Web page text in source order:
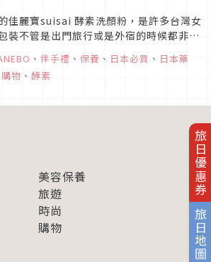
旅日優惠券
旅日地圖
佳麗寶suisai 酵素洗顏粉，是許多台灣女
裝不管是出門旅行或是外宿的時候都非常
了酵素粉之外還有一系列的潔顏保養產品
系列相關產品吧！下次掃貨就更有目標
、 伴手禮 、 保養 、 日本必買 、 日本藥
購物 、 酵素
美容保養
旅遊
時尚
購物